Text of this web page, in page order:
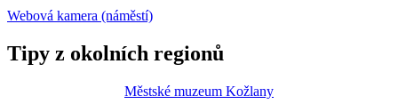
Webová kamera (náměstí)
Tipy z okolních regionů
Městské muzeum Kožlany